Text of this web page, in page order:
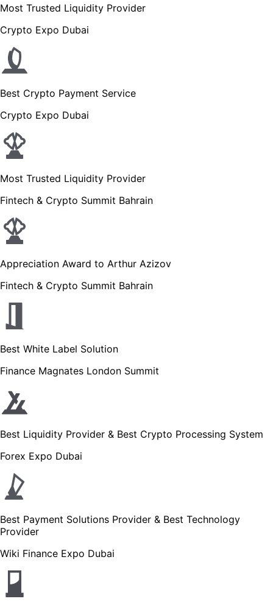
Most Trusted Liquidity Provider
Crypto Expo Dubai
Best Crypto Payment Service
Crypto Expo Dubai
Most Trusted Liquidity Provider
Fintech & Crypto Summit Bahrain
Appreciation Award to Arthur Azizov
Fintech & Crypto Summit Bahrain
Best White Label Solution
Finance Magnates London Summit
Best Liquidity Provider & Best Crypto Processing System
Forex Expo Dubai
Best Payment Solutions Provider & Best Technology
Provider
Wiki Finance Expo Dubai